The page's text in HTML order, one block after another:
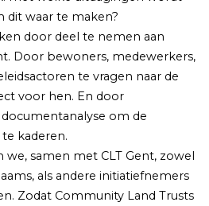
waar te maken?
door deel te nemen aan
Door bewoners, medewerkers,
te vragen naar de
voor hen. En door
om de
kaderen.
samen met CLT Gent, zowel
als andere initiatiefnemers
Zodat Community Land Trusts